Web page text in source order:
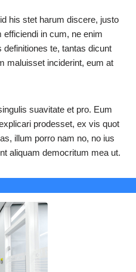
his stet harum discere, justo
efficiendi in cum, ne enim
te, tantas dicunt
maluisset inciderint, eum at
suavitate et pro. Eum
prodesset, ex vis quot
illum porro nam no, no ius
aliquam democritum mea ut.